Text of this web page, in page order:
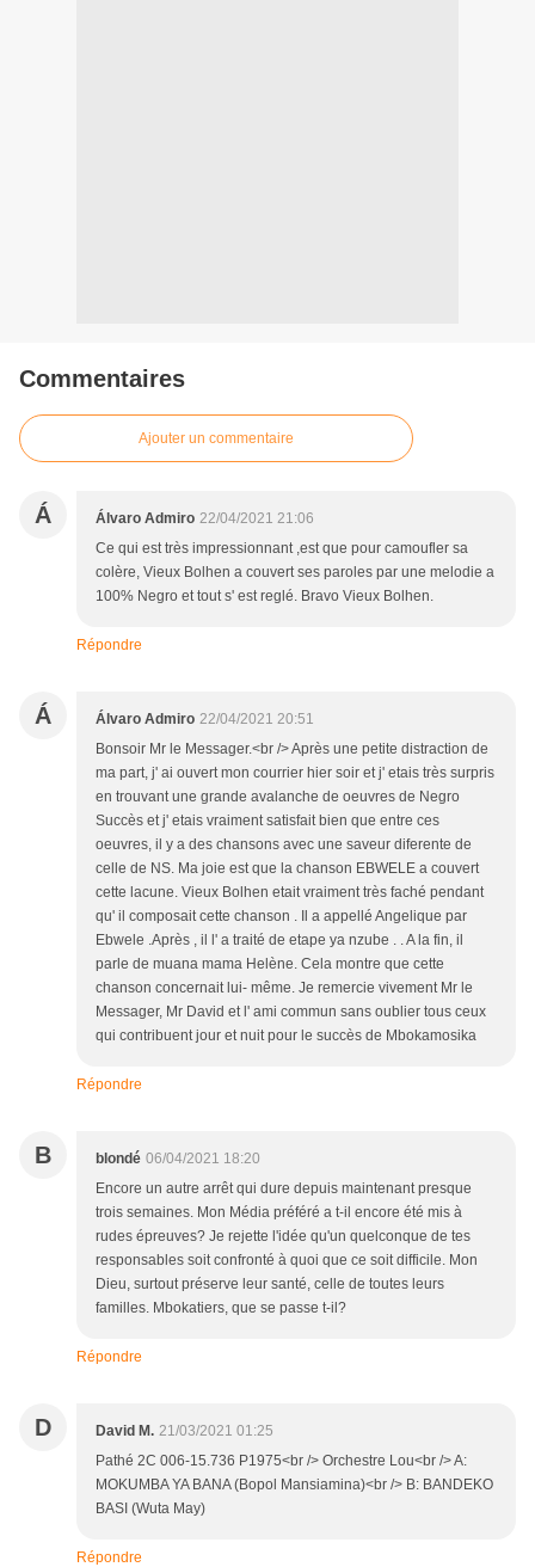
Commentaires
Ajouter un commentaire
Á Álvaro Admiro 22/04/2021 21:06
Ce qui est très impressionnant ,est que pour camoufler sa
colère, Vieux Bolhen a couvert ses paroles par une melodie a
100% Negro et tout s' est reglé. Bravo Vieux Bolhen.
Répondre
Á Álvaro Admiro 22/04/2021 20:51
Bonsoir Mr le Messager.<br /> Après une petite distraction de
ma part, j' ai ouvert mon courrier hier soir et j' etais très surpris
en trouvant une grande avalanche de oeuvres de Negro
Succès et j' etais vraiment satisfait bien que entre ces
oeuvres, il y a des chansons avec une saveur diferente de
celle de NS. Ma joie est que la chanson EBWELE a couvert
cette lacune. Vieux Bolhen etait vraiment très faché pendant
qu' il composait cette chanson . Il a appellé Angelique par
Ebwele .Après , il l' a traité de etape ya nzube . . A la fin, il
parle de muana mama Helène. Cela montre que cette
chanson concernait lui- même. Je remercie vivement Mr le
Messager, Mr David et l' ami commun sans oublier tous ceux
qui contribuent jour et nuit pour le succès de Mbokamosika
Répondre
B blondé 06/04/2021 18:20
Encore un autre arrêt qui dure depuis maintenant presque
trois semaines. Mon Média préféré a t-il encore été mis à
rudes épreuves? Je rejette l'idée qu'un quelconque de tes
responsables soit confronté à quoi que ce soit difficile. Mon
Dieu, surtout préserve leur santé, celle de toutes leurs
familles. Mbokatiers, que se passe t-il?
Répondre
D David M. 21/03/2021 01:25
Pathé 2C 006-15.736 P1975<br /> Orchestre Lou<br /> A:
MOKUMBA YA BANA (Bopol Mansiamina)<br /> B: BANDEKO
BASI (Wuta May)
Répondre